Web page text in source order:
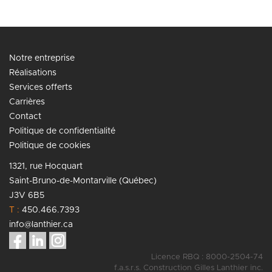
Notre entreprise
Réalisations
Services offerts
Carrières
Contact
Politique de confidentialité
Politique de cookies
1321, rue Hocquart
Saint-Bruno-de-Montarville (Québec)
J3V 6B5
T : 450.466.7393
info@lanthier.ca
Licence RBQ : 8000-2504-74
f.a.s.r.s. Construction Gilles Lanthier inc.